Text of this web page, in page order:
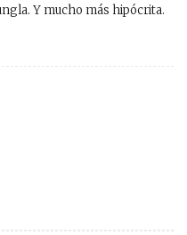
Y mucho más hipócrita.